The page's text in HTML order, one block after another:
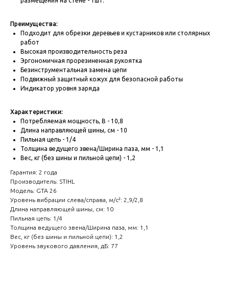
Преимущества:
Подходит для обрезки деревьев и кустарников или столярных
работ
Высокая производительность реза
Эргономичная прорезиненная рукоятка
Безинструментальная замена цепи
Подвижный защитный кожух для безопасной работы
Индикатор уровня заряда
Характеристики:
Потребляемая мощность, В - 10,8
Длина направляющей шины, см - 10
Пильная цепь - 1/4
Толщина ведущего звена/Ширина паза, мм - 1,1
Вес, кг (без шины и пильной цепи) - 1,2
Гарантия: 2 года
Производитель: STIHL
Модель: GTA 26
Уровень вибрации слева/справа, м/с²: 2,9/2,8
Длина направляющей шины, см: 10
Пильная цепь: 1/4
Толщина ведущего звена/Ширина паза, мм: 1,1
Вес, кг (без шины и пильной цепи): 1,2
Уровень звукового давления, дБ: 77